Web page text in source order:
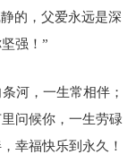
的，父爱永远是深
强！”
河，一生常相伴；
问候你，一生劳碌
幸福快乐到永久！